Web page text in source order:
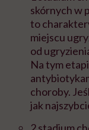
skórnych w
to
miejscu
od
Na tym
choroby.
jak